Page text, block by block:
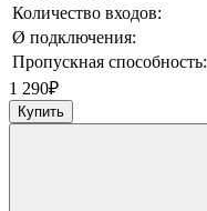
Количество входов:
Ø подключения:
Пропускная способность:
1 290₽
Купить